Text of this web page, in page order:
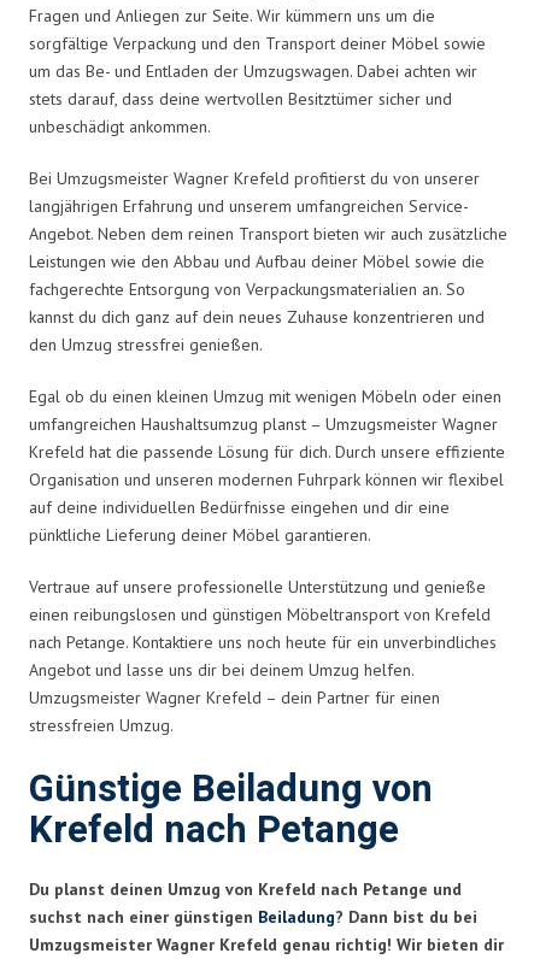
Fragen und Anliegen zur Seite. Wir kümmern uns um die
sorgfältige Verpackung und den Transport deiner Möbel sowie
um das Be- und Entladen der Umzugswagen. Dabei achten wir
stets darauf, dass deine wertvollen Besitztümer sicher und
unbeschädigt ankommen.
Bei Umzugsmeister Wagner Krefeld profitierst du von unserer
langjährigen Erfahrung und unserem umfangreichen Service-
Angebot. Neben dem reinen Transport bieten wir auch zusätzliche
Leistungen wie den Abbau und Aufbau deiner Möbel sowie die
fachgerechte Entsorgung von Verpackungsmaterialien an. So
kannst du dich ganz auf dein neues Zuhause konzentrieren und
den Umzug stressfrei genießen.
Egal ob du einen kleinen Umzug mit wenigen Möbeln oder einen
umfangreichen Haushaltsumzug planst – Umzugsmeister Wagner
Krefeld hat die passende Lösung für dich. Durch unsere effiziente
Organisation und unseren modernen Fuhrpark können wir flexibel
auf deine individuellen Bedürfnisse eingehen und dir eine
pünktliche Lieferung deiner Möbel garantieren.
Vertraue auf unsere professionelle Unterstützung und genieße
einen reibungslosen und günstigen Möbeltransport von Krefeld
nach Petange. Kontaktiere uns noch heute für ein unverbindliches
Angebot und lasse uns dir bei deinem Umzug helfen.
Umzugsmeister Wagner Krefeld – dein Partner für einen
stressfreien Umzug.
Günstige Beiladung von
Krefeld nach Petange
Du planst deinen Umzug von Krefeld nach Petange und
suchst nach einer günstigen Beiladung? Dann bist du bei
Umzugsmeister Wagner Krefeld genau richtig! Wir bieten dir